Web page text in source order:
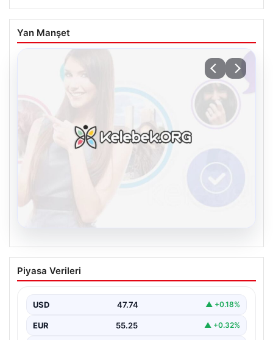
Yan Manşet
Kelebek.Org İle Dijital İletişimin Seviyeli
Adresi Ve Muhabbet Deneyimi
kurması ciddi bir değer taşımaktadır. Güncel olarak…
Piyasa Verileri
USD 47.74 ▲ +0.18%
EUR 55.25 ▲ +0.32%